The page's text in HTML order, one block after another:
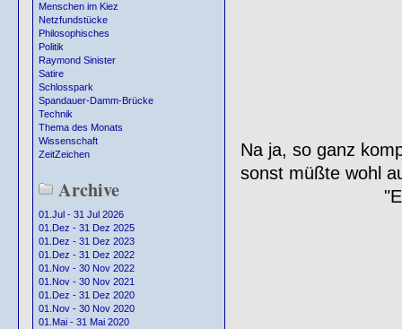
Menschen im Kiez
Netzfundstücke
Philosophisches
Politik
Raymond Sinister
Satire
Schlosspark
Spandauer-Damm-Brücke
Technik
Thema des Monats
Wissenschaft
ZeitZeichen
Archive
01.Jul - 31 Jul 2026
01.Dez - 31 Dez 2025
01.Dez - 31 Dez 2023
01.Dez - 31 Dez 2022
01.Nov - 30 Nov 2022
01.Nov - 30 Nov 2021
01.Dez - 31 Dez 2020
01.Nov - 30 Nov 2020
01.Mai - 31 Mai 2020
Na ja, so ganz
sonst müßte wohl